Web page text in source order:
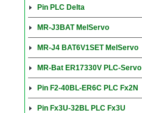
Pin PLC Delta
MR-J3BAT MelServo
MR-J4 BAT6V1SET MelServo
MR-Bat ER17330V PLC-Servo
Pin F2-40BL-ER6C PLC Fx2N
Pin Fx3U-32BL PLC Fx3U